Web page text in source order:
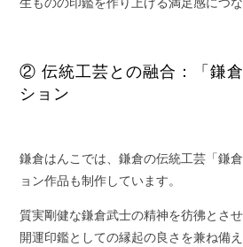
② 伝統工芸との融合：「鎌
ション
鎌倉はんこでは、鎌倉の伝統工芸「鎌
ョン作品も制作しています。
質実剛健な鎌倉武士の精神を彷彿とさ
開運印鑑としての縁起の良さを兼ね備